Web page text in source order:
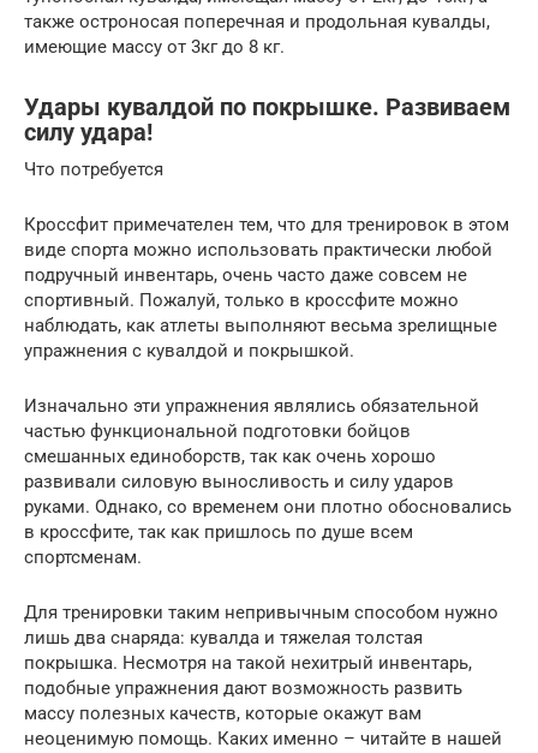
также остроносая поперечная и продольная кувалды,
имеющие массу от 3кг до 8 кг.
Удары кувалдой по покрышке. Развиваем
силу удара!
Что потребуется
Кроссфит примечателен тем, что для тренировок в этом
виде спорта можно использовать практически любой
подручный инвентарь, очень часто даже совсем не
спортивный. Пожалуй, только в кроссфите можно
наблюдать, как атлеты выполняют весьма зрелищные
упражнения с кувалдой и покрышкой.
Изначально эти упражнения являлись обязательной
частью функциональной подготовки бойцов
смешанных единоборств, так как очень хорошо
развивали силовую выносливость и силу ударов
руками. Однако, со временем они плотно обосновались
в кроссфите, так как пришлось по душе всем
спортсменам.
Для тренировки таким непривычным способом нужно
лишь два снаряда: кувалда и тяжелая толстая
покрышка. Несмотря на такой нехитрый инвентарь,
подобные упражнения дают возможность развить
массу полезных качеств, которые окажут вам
неоценимую помощь. Каких именно – читайте в нашей